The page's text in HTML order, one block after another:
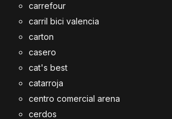
carrefour
carril bici valencia
carton
casero
cat's best
catarroja
centro comercial arena
cerdos